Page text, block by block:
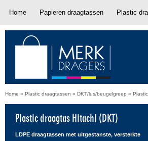
Home Papieren draagtassen Plastic
Home » Plastic draagtassen » DKT/lus/beugelgreep »
Plastic draagtas Hitachi (DKT)
LDPE draagtassen met uitgestanste, versterkte